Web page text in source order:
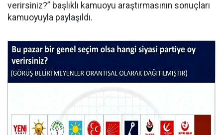
verirsiniz?” başlıklı kamuoyu araştırmasının sonuçları
kamuoyuyla paylaşıldı.